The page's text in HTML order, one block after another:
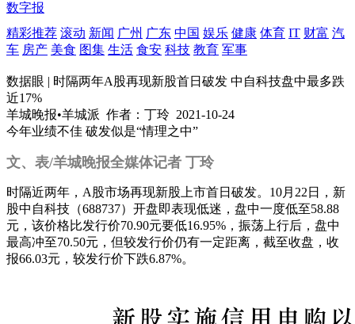
数字报
精彩推荐 滚动 新闻 广州 广东 中国 娱乐 健康 体育 IT 财富 汽
车 房产 美食 图集 生活 食安 科技 教育 军事
数据眼 | 时隔两年A股再现新股首日破发 中自科技盘中最多跌
近17%
羊城晚报•羊城派 作者：丁玲 2021-10-24
今年业绩不佳 破发似是“情理之中”
文、表/羊城晚报全媒体记者 丁玲
时隔近两年，A股市场再现新股上市首日破发。10月22日，新
股中自科技（688737）开盘即表现低迷，盘中一度低至58.88
元，该价格比发行价70.90元要低16.95%，振荡上行后，盘中
最高冲至70.50元，但较发行价仍有一定距离，截至收盘，收
报66.03元，较发行价下跌6.87%。